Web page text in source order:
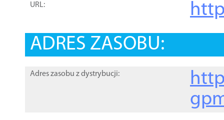
URL:
ADRES ZASOBU:
Adres zasobu z dystrybucji: